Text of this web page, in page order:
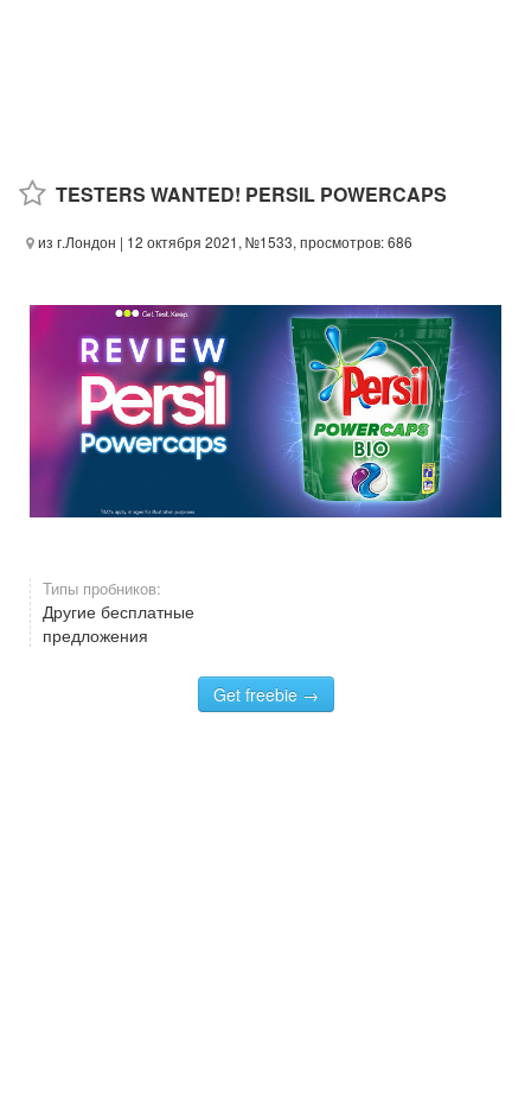
TESTERS WANTED! PERSIL POWERCAPS
из г.Лондон | 12 октября 2021, №1533, просмотров: 686
Типы пробников:
Другие бесплатные
предложения
Get freebie →